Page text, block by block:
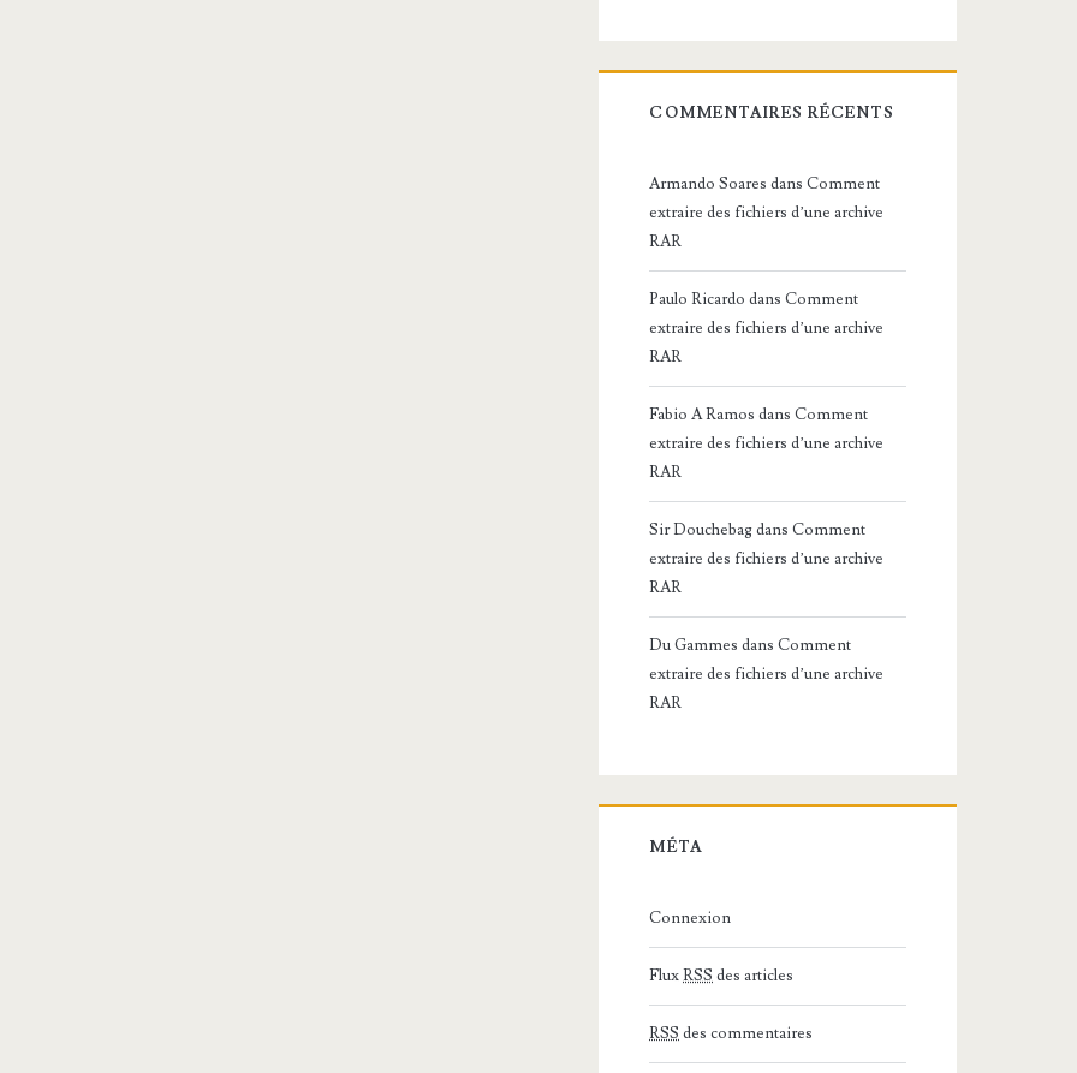
COMMENTAIRES RÉCENTS
Armando Soares dansComment
extraire des fichiers d’une archive
RAR
Paulo Ricardo dansComment
extraire des fichiers d’une archive
RAR
Fabio A Ramos dansComment
extraire des fichiers d’une archive
RAR
Sir DouchebagdansComment
extraire des fichiers d’une archive
RAR
Du Gammes dansComment
extraire des fichiers d’une archive
RAR
MÉTA
Connexion
FluxRSS des articles
RSS des commentaires